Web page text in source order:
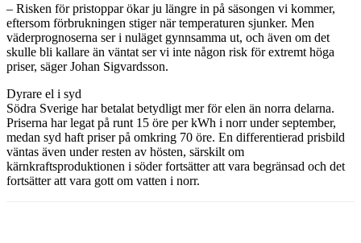
– Risken för pristoppar ökar ju längre in på säsongen vi kommer,
eftersom förbrukningen stiger när temperaturen sjunker. Men
väderprognoserna ser i nuläget gynnsamma ut, och även om det
skulle bli kallare än väntat ser vi inte någon risk för extremt höga
priser, säger Johan Sigvardsson.
Dyrare el i syd
Södra Sverige har betalat betydligt mer för elen än norra delarna.
Priserna har legat på runt 15 öre per kWh i norr under september,
medan syd haft priser på omkring 70 öre. En differentierad prisbild
väntas även under resten av hösten, särskilt om
kärnkraftsproduktionen i söder fortsätter att vara begränsad och det
fortsätter att vara gott om vatten i norr.